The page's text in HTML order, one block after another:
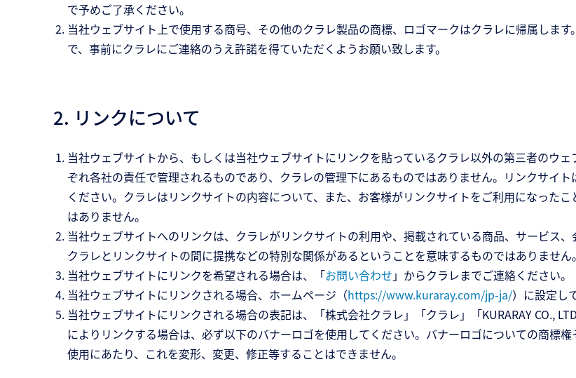
で予めご了承ください。
当社ウェブサイト上で使用する商号、その他のクラレ製品の商標、ロゴマークはクラレに帰属しま
で、事前にクラレにご連絡のうえ許諾を得ていただくようお願い致します。
2. リンクについて
当社ウェブサイトから、もしくは当社ウェブサイトにリンクを貼っているクラレ以外の第三者のウ
ぞれ各社の責任で管理されるものであり、クラレの管理下にあるものではありません。リンクサイ
ください。クラレはリンクサイトの内容について、また、お客様がリンクサイトをご利用になった
はありません。
当社ウェブサイトへのリンクは、クラレがリンクサイトの利用や、掲載されている商品、サービス
クラレとリンクサイトの間に提携などの特別な関係があるということを意味するものではありません。
当社ウェブサイトにリンクを希望される場合は、「お問い合わせ 」からクラレまでご連絡ください。
当社ウェブサイトにリンクされる場合、ホームページ（https://www.kuraray.com/jp-ja/）に設定し
当社ウェブサイトにリンクされる場合の表記は、「株式会社クラレ」「クラレ」「KURARAY CO.,
によりリンクする場合は、必ず以下のバナーロゴを使用してください。バナーロゴについての商標
使用にあたり、これを変形、変更、修正等することはできません。